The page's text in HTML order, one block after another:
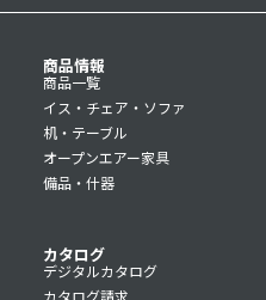
商品情報
商品一覧
イス・チェア・ソファ
机・テーブル
オープンエアー家具
備品・什器
カタログ
デジタルカタログ
カタログ請求